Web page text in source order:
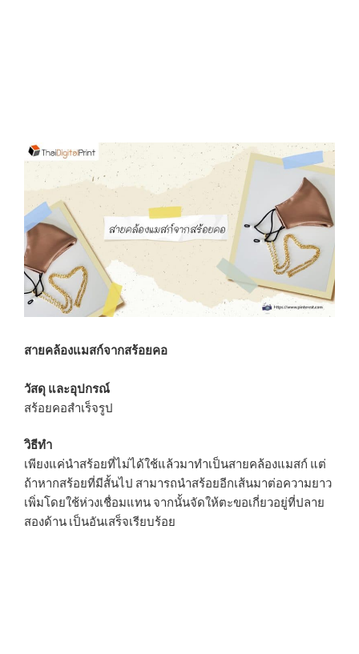
สายคล้องแมสก์จากสร้อยคอ
วัสดุ และอุปกรณ์
สร้อยคอสำเร็จรูป
วิธีทำ
เพียงแค่นำสร้อยที่ไม่ได้ใช้แล้วมาทำเป็นสายคล้องแมสก์ แต่
ถ้าหากสร้อยที่มีสั้นไป สามารถนำสร้อยอีกเส้นมาต่อความยาว
เพิ่มโดยใช้ห่วงเชื่อมแทน จากนั้นจัดให้ตะขอเกี่ยวอยู่ที่ปลาย
สองด้าน เป็นอันเสร็จเรียบร้อย